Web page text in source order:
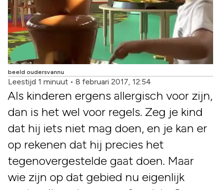
beeld oudersvannu
Leestijd 1 minuut • 8 februari 2017, 12:54
Als kinderen ergens allergisch voor zijn,
dan is het wel voor regels. Zeg je kind
dat hij iets niet mag doen, en je kan er
op rekenen dat hij precies het
tegenovergestelde gaat doen. Maar
wie zijn op dat gebied nu eigenlijk